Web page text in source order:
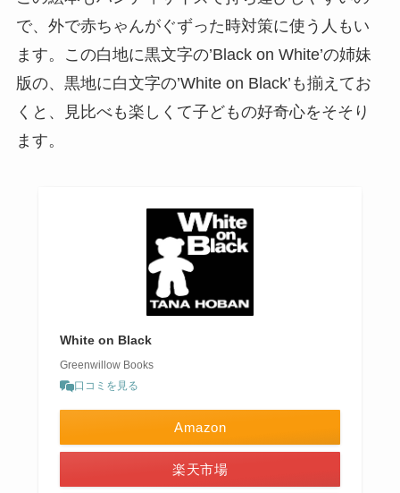
で、外で赤ちゃんがぐずった時対策に使う人もい
ます。この白地に黒文字の’Black on White’の姉妹
版の、黒地に白文字の’White on Black’も揃えてお
くと、見比べも楽しくて子どもの好奇心をそそり
ます。
White on Black
Greenwillow Books
口コミを見る
Amazon
楽天市場